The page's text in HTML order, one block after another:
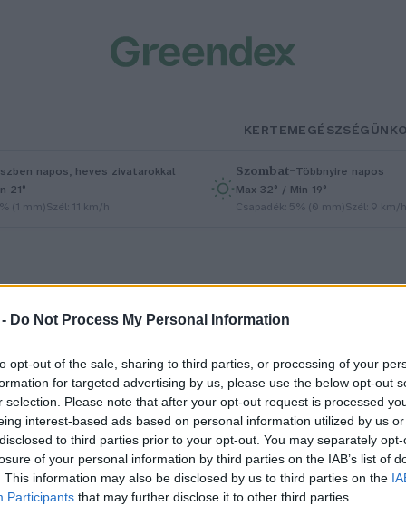
Do Not Process My Personal Information
opt-out of the sale, sharing to third parties, or processing of your
for targeted advertising by us, please use the below opt-out
selection. Please note that after your opt-out request is processed
interest-based ads based on personal information utilized by us
to third parties prior to your opt-out. You may separately
of your personal information by third parties on the IAB’s list of
This information may also be disclosed by us to third parties on the
Participants that may further disclose it to other third parties.
KERTEMEGÉSZSÉGÜNK
napos, heves zivatarokkal
21°
(1 mm)Szél: 11 km/h
Szombat–Többnyire napos
Max 32° / Min 19°
Csapadék: 5% (0 mm)Szél: 9 km/h
a gyakorlatban: úton
fenntarthatóbb kert felé
Galló Tímea